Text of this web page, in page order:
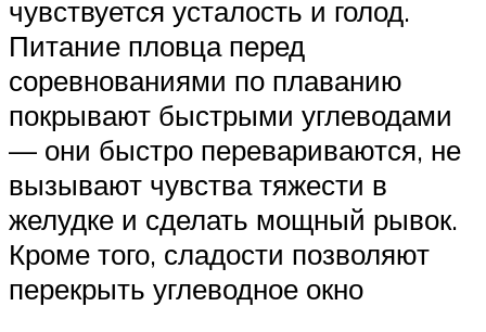
чувствуется усталость и голод.
Питание пловца перед
соревнованиями по плаванию
покрывают быстрыми углеводами
— они быстро перевариваются, не
вызывают чувства тяжести в
желудке и сделать мощный рывок.
Кроме того, сладости позволяют
перекрыть углеводное окно